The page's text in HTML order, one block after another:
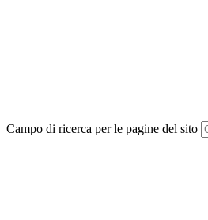
Campo di ricerca per le pagine del sito